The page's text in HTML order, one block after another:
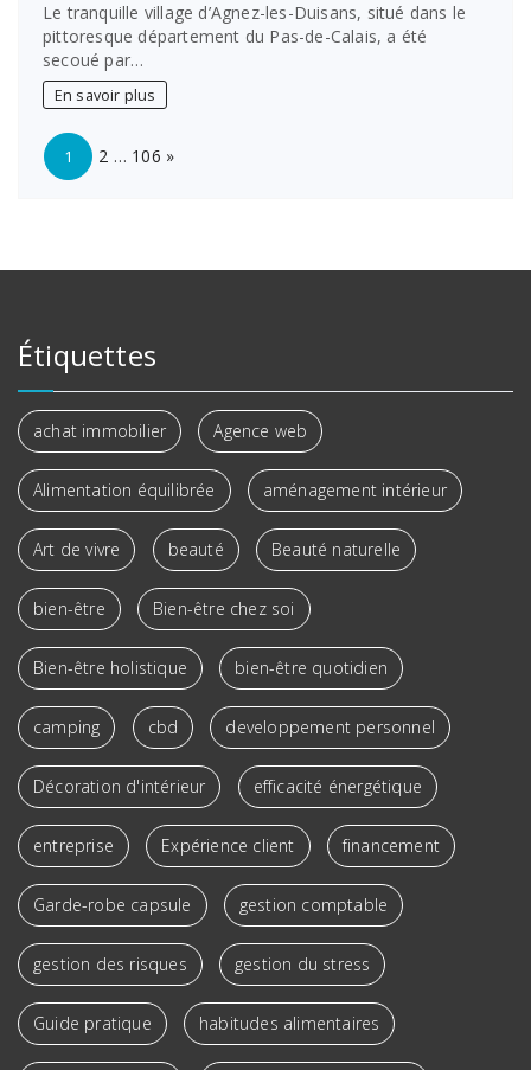
Le tranquille village d’Agnez-les-Duisans, situé dans le
pittoresque département du Pas-de-Calais, a été
secoué par…
En savoir plus
Page:
1 2 … 106 »
Étiquettes
achat immobilier Agence web
Alimentation équilibrée aménagement intérieur
Art de vivre beauté Beauté naturelle
bien-être Bien-être chez soi
Bien-être holistique bien-être quotidien
camping cbd developpement personnel
Décoration d'intérieur efficacité énergétique
entreprise Expérience client financement
Garde-robe capsule gestion comptable
gestion des risques gestion du stress
Guide pratique habitudes alimentaires